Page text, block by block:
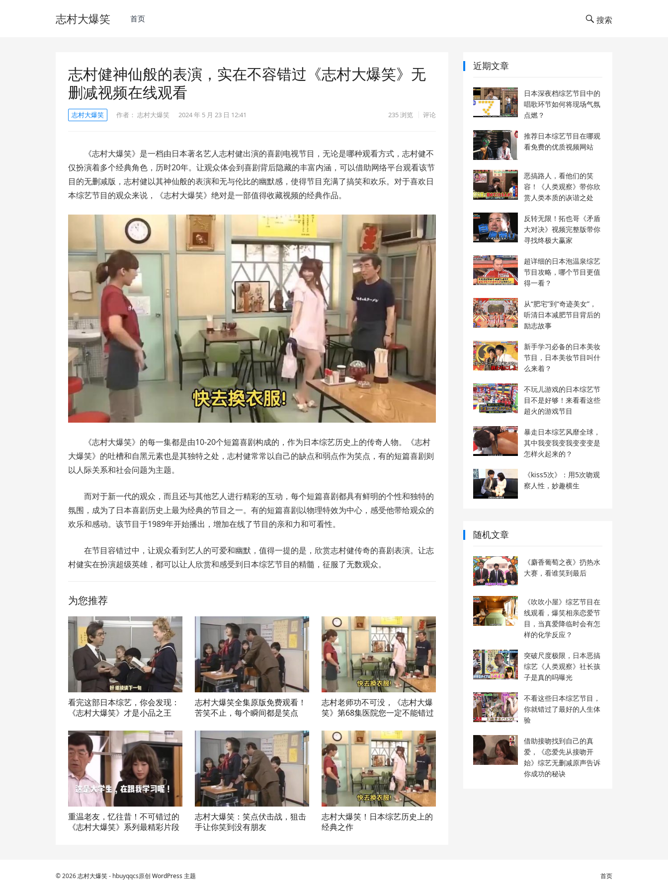
志村大爆笑 首页 搜索
志村健神仙般的表演，实在不容错过《志村大爆笑》无
删减视频在线观看
志村大爆笑 作者： 志村大爆笑 2024 年 5 月 23 日 12:41 235浏览 评论
《志村大爆笑》是一档由日本著名艺人志村健出演的喜剧电视节目，无论是哪种观看方式，志村健不
仅扮演着多个经典角色，历时20年。让观众体会到喜剧背后隐藏的丰富内涵，可以借助网络平台观看该节
目的无删减版，志村健以其神仙般的表演和无与伦比的幽默感，使得节目充满了搞笑和欢乐。对于喜欢日
本综艺节目的观众来说，《志村大爆笑》绝对是一部值得收藏视频的经典作品。
《志村大爆笑》的每一集都是由10-20个短篇喜剧构成的，作为日本综艺历史上的传奇人物。《志村
大爆笑》的吐槽和自黑元素也是其独特之处，志村健常常以自己的缺点和弱点作为笑点，有的短篇喜剧则
以人际关系和社会问题为主题。
而对于新一代的观众，而且还与其他艺人进行精彩的互动，每个短篇喜剧都具有鲜明的个性和独特的
氛围，成为了日本喜剧历史上最为经典的节目之一。有的短篇喜剧以物理特效为中心，感受他带给观众的
欢乐和感动。该节目于1989年开始播出，增加在线了节目的亲和力和可看性。
在节目容错过中，让观众看到艺人的可爱和幽默，值得一提的是，欣赏志村健传奇的喜剧表演。让志
村健实在扮演超级英雄，都可以让人欣赏和感受到日本综艺节目的精髓，征服了无数观众。
为您推荐
看完这部日本综艺，你会发现：
《志村大爆笑》才是小品之王
志村大爆笑全集原版免费观看！
苦笑不止，每个瞬间都是笑点
志村老师功不可没，《志村大爆
笑》第68集医院您一定不能错过
重温老友，忆往昔！不可错过的
《志村大爆笑》系列最精彩片段
志村大爆笑：笑点伏击战，狙击
手让你笑到没有朋友
志村大爆笑！日本综艺历史上的
经典之作
近期文章
日本深夜档综艺节目中的
唱歌环节如何将现场气氛
点燃？
推荐日本综艺节目在哪观
看免费的优质视频网站
恶搞路人，看他们的笑
容！《人类观察》带你欣
赏人类本质的诙谐之处
反转无限！拓也哥《矛盾
大对决》视频完整版带你
寻找终极大赢家
超详细的日本泡温泉综艺
节目攻略，哪个节目更值
得一看？
从“肥宅”到“奇迹美女”，
听清日本减肥节目背后的
励志故事
新手学习必备的日本美妆
节目，日本美妆节目叫什
么来着？
不玩儿游戏的日本综艺节
目不是好够！来看看这些
超火的游戏节目
暴走日本综艺风靡全球，
其中我变我变我变变变是
怎样火起来的？
《kiss5次》：用5次吻观
察人性，妙趣横生
随机文章
《麝香葡萄之夜》扔热水
大赛，看谁笑到最后
《吹吹小屋》综艺节目在
线观看，爆笑相亲恋爱节
目，当真爱降临时会有怎
样的化学反应？
突破尺度极限，日本恶搞
综艺《人类观察》社长孩
子是真的吗曝光
不看这些日本综艺节目，
你就错过了最好的人生体
验
借助接吻找到自己的真
爱，《恋爱先从接吻开
始》综艺无删减原声告诉
你成功的秘诀
© 2026志村大爆笑- hbuyqqcs原创 WordPress 主题 首页